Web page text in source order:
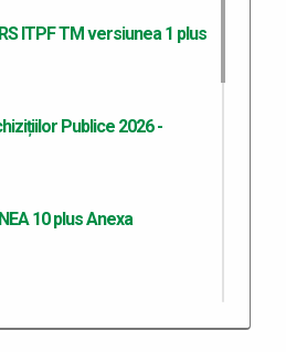
ITPF TM versiunea 1 plus
Publice 2026 -
10 plus Anexa